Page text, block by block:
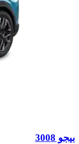
بيجو 3008